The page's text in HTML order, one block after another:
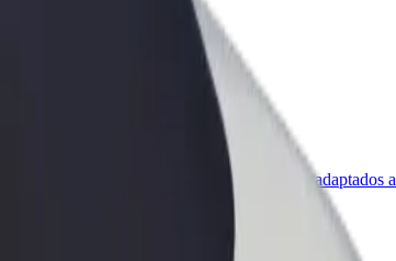
Bolt para empresas
Productos y servicios de Bolt adaptados a